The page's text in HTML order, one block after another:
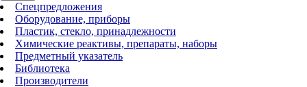
Спецпредложения
Оборудование, приборы
Пластик, стекло, принадлежности
Химические реактивы, препараты, наборы
Предметный указатель
Библиотека
Производители